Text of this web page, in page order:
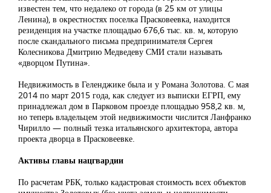
известен тем, что недалеко от города (в 25 км от улицы
Ленина), в окрестностях поселка Прасковеевка, находится
резиденция на участке площадью 676,6 тыс. кв. м, которую
после скандального письма предпринимателя Сергея
Колесникова Дмитрию Медведеву СМИ стали называть
«дворцом Путина».
Недвижимость в Геленджике была и у Романа Золотова. С мая
2014 по март 2015 года, как следует из выписки ЕГРП, ему
принадлежал дом в Парковом проезде площадью 958,2 кв. м,
но теперь владельцем этой недвижимости числится Ланфранко
Чирилло — полный тезка итальянского архитектора, автора
проекта дворца в Прасковеевке.
Активы главы нацгвардии
По расчетам РБК, только кадастровая стоимость всех объектов